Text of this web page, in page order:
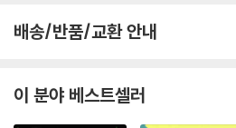
배송/반품/교환 안내
이 분야 베스트셀러